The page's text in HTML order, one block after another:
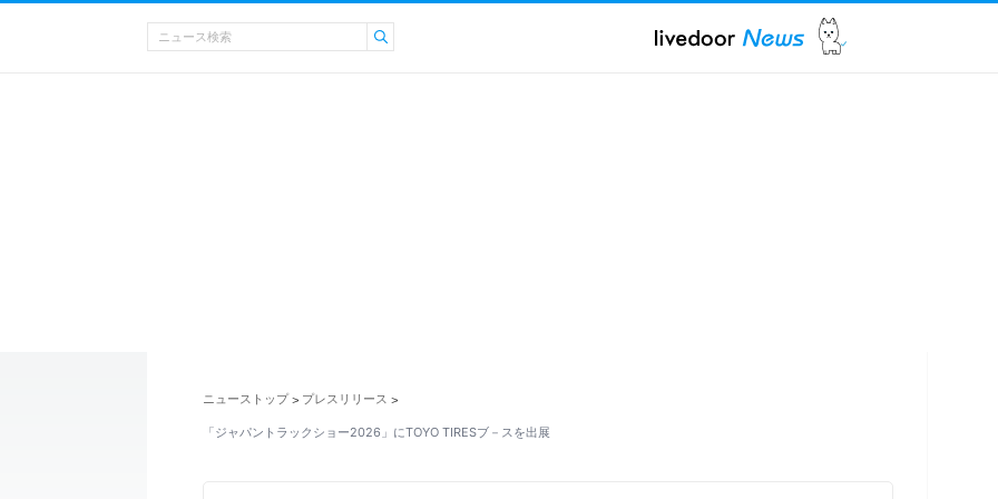
ニューストップ > プレスリリース >
「ジャパントラックショー2026」にTOYO TIRESブ－スを出展